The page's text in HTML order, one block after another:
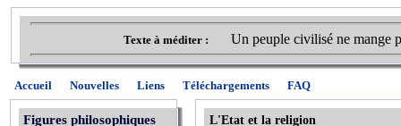
Texte à méditer : Un peuple civilisé ne mange
Accueil Nouvelles Liens Téléchargements FAQ
Figures philosophiques L'Etat et la religion